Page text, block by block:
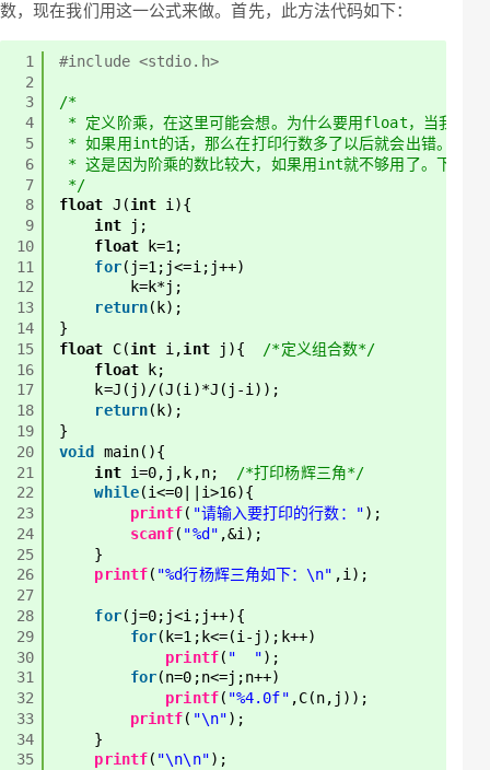
数，现在我们用这一公式来做。首先，此方法代码如下：
1
2
3
4
5
6
7
8
9
10
11
12
13
14
15
16
17
18
19
20
21
22
23
24
25
26
27
28
29
30
31
32
33
34
35
#include <stdio.h>
/*
* 定义阶乘，在这里可能会想。为什么要用float，当我试第
* 如果用int的话，那么在打印行数多了以后就会出错。
* 这是因为阶乘的数比较大，如果用int就不够用了。下同
*/
float J(int i){
int
j;
float
k=1;
for(j=1;j<=i;j++)
k=k*j;
return(k);
}
float
C(int i,int j){
/*定义组合数*/
float
k;
k=J(j)/(J(i)*J(j-i));
return(k);
}
void
main(){
int i=0,j,k,n;
/*打印杨辉三角*/
while(i<=0||i>16){
printf( "请输入要打印的行数：");
scanf( "%d" ,&i);
}
printf( "%d行杨辉三角如下：\n" ,i);
for(j=0;j<i;j++){
for(k=1;k<=(i-j);k++)
printf( "  ");
for(n=0;n<=j;n++)
printf( "%4.0f" ,C(n,j));
printf( "\n");
}
printf( "\n\n");